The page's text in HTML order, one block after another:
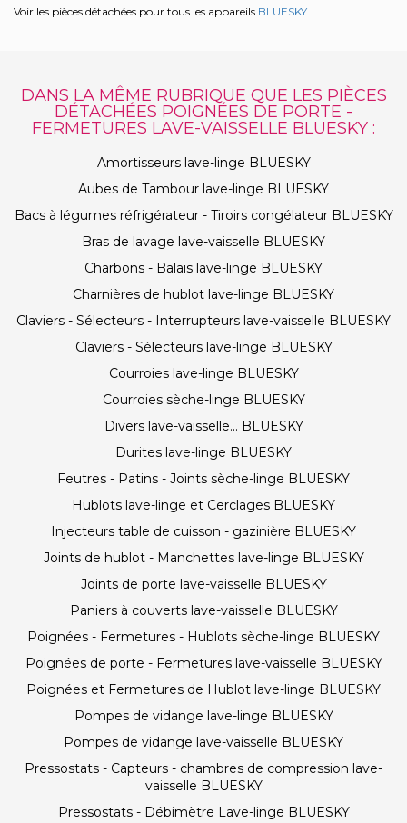
Voir les pièces détachées pour tous les appareils BLUESKY
DANS LA MÊME RUBRIQUE QUE LES PIÈCES
DÉTACHÉES POIGNÉES DE PORTE -
FERMETURES LAVE-VAISSELLE BLUESKY :
Amortisseurs lave-linge BLUESKY
Aubes de Tambour lave-linge BLUESKY
Bacs à légumes réfrigérateur - Tiroirs congélateur BLUESKY
Bras de lavage lave-vaisselle BLUESKY
Charbons - Balais lave-linge BLUESKY
Charnières de hublot lave-linge BLUESKY
Claviers - Sélecteurs - Interrupteurs lave-vaisselle BLUESKY
Claviers - Sélecteurs lave-linge BLUESKY
Courroies lave-linge BLUESKY
Courroies sèche-linge BLUESKY
Divers lave-vaisselle... BLUESKY
Durites lave-linge BLUESKY
Feutres - Patins - Joints sèche-linge BLUESKY
Hublots lave-linge et Cerclages BLUESKY
Injecteurs table de cuisson - gazinière BLUESKY
Joints de hublot - Manchettes lave-linge BLUESKY
Joints de porte lave-vaisselle BLUESKY
Paniers à couverts lave-vaisselle BLUESKY
Poignées - Fermetures - Hublots sèche-linge BLUESKY
Poignées de porte - Fermetures lave-vaisselle BLUESKY
Poignées et Fermetures de Hublot lave-linge BLUESKY
Pompes de vidange lave-linge BLUESKY
Pompes de vidange lave-vaisselle BLUESKY
Pressostats - Capteurs - chambres de compression lave-
vaisselle BLUESKY
Pressostats - Débimètre Lave-linge BLUESKY